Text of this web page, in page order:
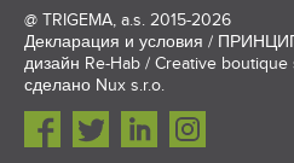
@ TRIGEMA, a.s. 2015-2026
Декларация и условия /
дизайн Re-Hab / Creative boutique
сделано Nux s.r.o.